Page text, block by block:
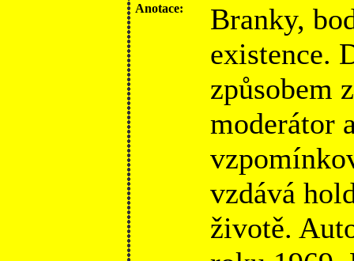
Anotace:
Branky,
existence.
způsobem
moderátor
vzdává
životě.